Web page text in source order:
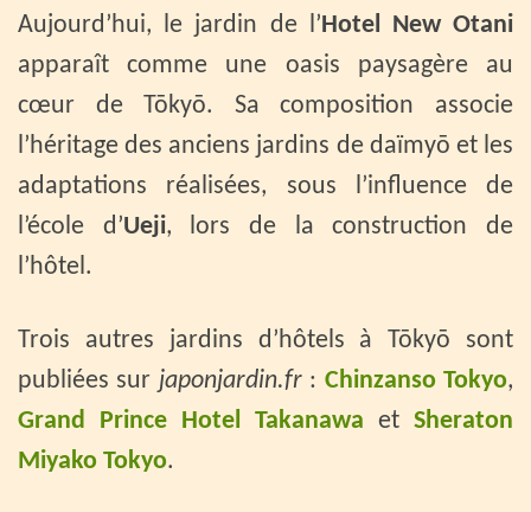
Aujourd’hui, le jardin de l’Hotel New Otani
apparaît comme une oasis paysagère au
cœur de Tōkyō. Sa composition associe
l’héritage des anciens jardins de daïmyō et les
adaptations réalisées, sous l’influence de
l’école d’Ueji, lors de la construction de
l’hôtel.
Trois autres jardins d’hôtels à Tōkyō sont
publiées sur japonjardin.fr: Chinzanso Tokyo,
Grand Prince Hotel Takanawa et Sheraton
Miyako Tokyo.